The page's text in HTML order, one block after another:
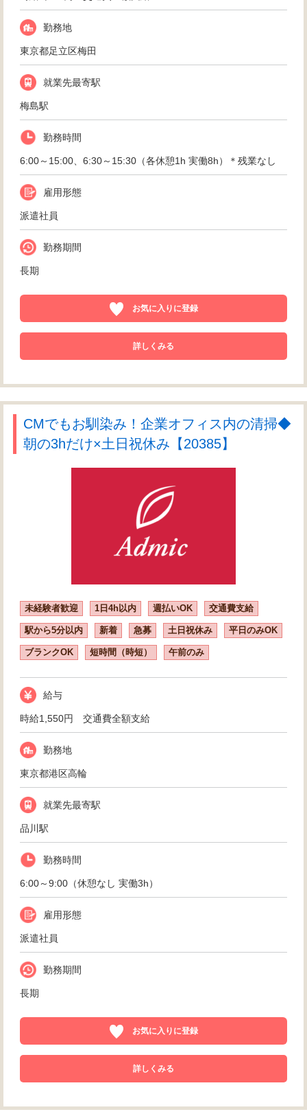
勤務地
東京都足立区梅田
就業先最寄駅
梅島駅
勤務時間
6:00～15:00、6:30～15:30（各休憩1h 実働8h）＊残業なし
雇用形態
派遣社員
勤務期間
長期
お気に入りに登録
詳しくみる
CMでもお馴染み！企業オフィス内の清掃◆
朝の3hだけ×土日祝休み【20385】
未経験者歓迎 1日4h以内 週払いOK 交通費支給
駅から5分以内 新着 急募 土日祝休み 平日のみOK
ブランクOK 短時間（時短） 午前のみ
給与
時給1,550円 交通費全額支給
勤務地
東京都港区高輪
就業先最寄駅
品川駅
勤務時間
6:00～9:00（休憩なし 実働3h）
雇用形態
派遣社員
勤務期間
長期
お気に入りに登録
詳しくみる